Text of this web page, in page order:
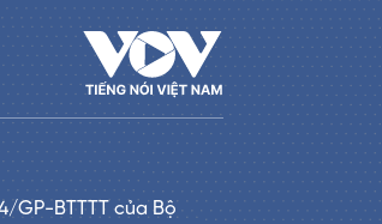
GP-BTTTT của Bộ